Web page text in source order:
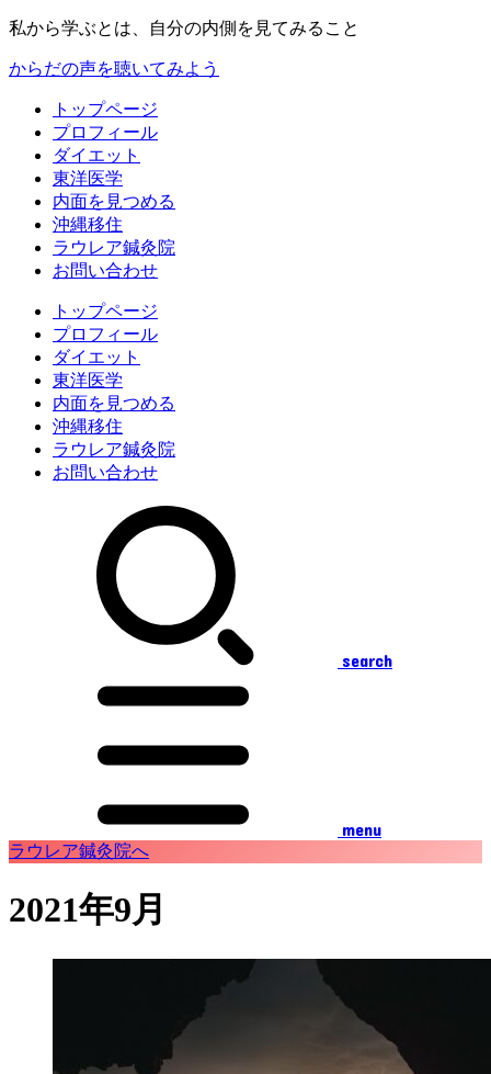
私から学ぶとは、自分の内側を見てみること
からだの声を聴いてみよう
トップページ
プロフィール
ダイエット
東洋医学
内面を見つめる
沖縄移住
ラウレア鍼灸院
お問い合わせ
トップページ
プロフィール
ダイエット
東洋医学
内面を見つめる
沖縄移住
ラウレア鍼灸院
お問い合わせ
search
menu
ラウレア鍼灸院へ
2021年9月